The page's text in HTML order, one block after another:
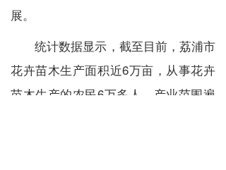
展。
统计数据显示，截至目前，荔浦市
花卉苗木生产面积近6万亩，从事花卉
苗木生产的农民6万多人，产业范围遍